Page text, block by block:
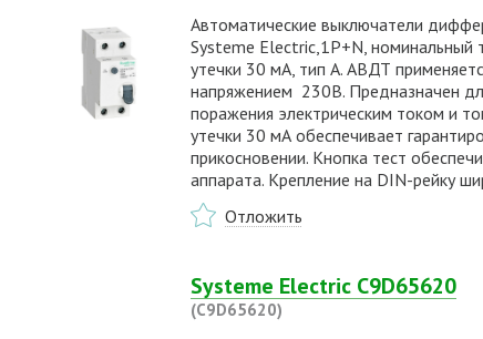
Автоматические выключатели
Systeme Electric,1P+N, номинальный
утечки 30 мА, тип А. АВДТ
напряжением 230В. Предназначен
поражения электрическим током и
утечки 30 мА обеспечивает
прикосновении. Кнопка тест
аппарата. Крепление на DIN-рейку
Отложить
Systeme Electric C9D65620
(C9D65620)